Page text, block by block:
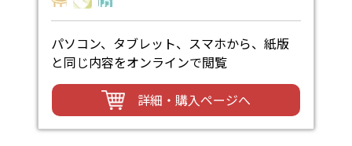
パソコン、タブレット、スマホから、紙版
と同じ内容をオンラインで閲覧
詳細・購入ページへ